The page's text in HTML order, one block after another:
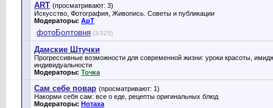
ART (просматривают: 3)
Искусство, Фотография, Живопись. Советы и публикации
Модераторы: ApT
фотоБолтовня (3/325)
Дамские Штучки
Прогрессивные возможности для современной жизни: уроки красоты,
индивидуальности
Модераторы: Точка
Сам себе повар (просматривают: 1)
Накорми себя сам: все о еде, рецепты оригинальных блюд
Модераторы: Нотаха